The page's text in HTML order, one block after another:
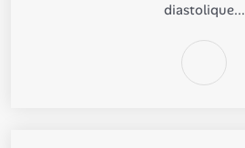
diastolique...